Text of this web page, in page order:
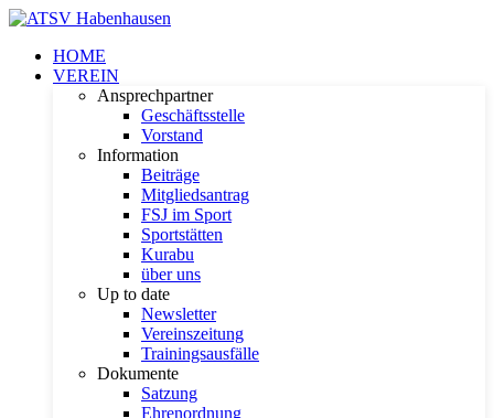
HOME
VEREIN
Ansprechpartner
Geschäftsstelle
Vorstand
Information
Beiträge
Mitgliedsantrag
FSJ im Sport
Sportstätten
Kurabu
über uns
Up to date
Newsletter
Vereinszeitung
Trainingsausfälle
Dokumente
Satzung
Ehrenordnung